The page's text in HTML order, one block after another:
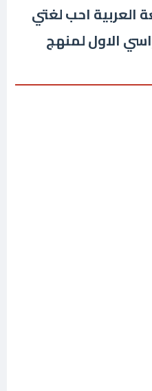
العربية احب لغتي
الاول لمنهج